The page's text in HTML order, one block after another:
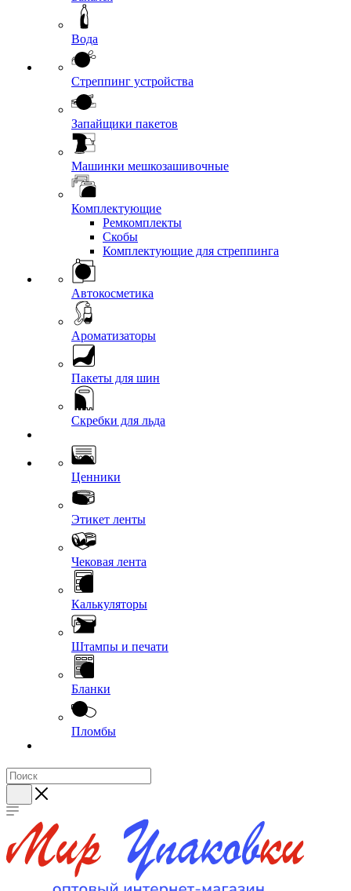
Вода
Стреппинг устройства
Запайщики пакетов
Машинки мешкозашивочные
Комплектующие
Ремкомплекты
Скобы
Комплектующие для стреппинга
Автокосметика
Ароматизаторы
Пакеты для шин
Скребки для льда
Ценники
Этикет ленты
Чековая лента
Калькуляторы
Штампы и печати
Бланки
Пломбы